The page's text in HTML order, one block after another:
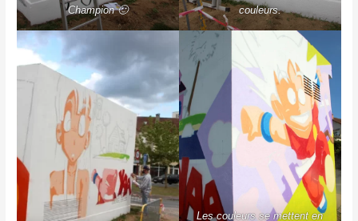
Champion 🙂 couleurs.
Les couleurs se mettent en